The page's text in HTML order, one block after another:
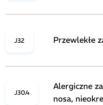
J32 Przewlekłe
J30.4
Alergiczne
nosa,